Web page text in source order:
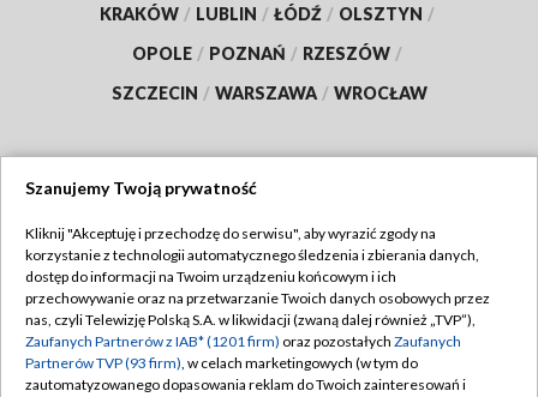
KRAKÓW / LUBLIN / ŁÓDŹ / OLSZTYN /
OPOLE / POZNAŃ / RZESZÓW /
SZCZECIN / WARSZAWA / WROCŁAW
TVP
Abonament TVP
Emisja w TVP
Centrum informacji TVP
Regulamin TVP
Polityka prywatności
Moje zgody
Szanujemy Twoją prywatność
Kliknij "Akceptuję i przechodzę do serwisu", aby wyrazić zgody na
korzystanie z technologii automatycznego śledzenia i zbierania danych,
dostęp do informacji na Twoim urządzeniu końcowym i ich
przechowywanie oraz na przetwarzanie Twoich danych osobowych przez
nas, czyli Telewizję Polską S.A. w likwidacji (zwaną dalej również „TVP”),
Zaufanych Partnerów z IAB* (1201 firm) oraz pozostałych Zaufanych
Partnerów TVP (93 firm), w celach marketingowych (w tym do
zautomatyzowanego dopasowania reklam do Twoich zainteresowań i